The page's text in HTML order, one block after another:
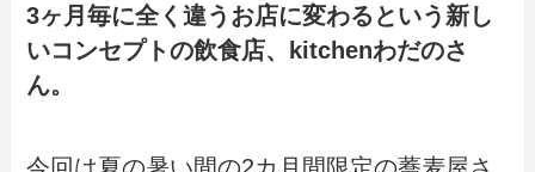
3ヶ月毎に全く違うお店に変わるという新し
いコンセプトの飲食店、kitchenわだのさ
ん。